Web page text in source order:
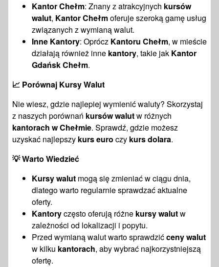
Kantor Chełm: Znany z atrakcyjnych kursów
walut, Kantor Chełmoferuje szeroką gamę usług
związanych z wymianą walut.
Inne Kantory: Oprócz Kantoru Chełm, w mieście
działają również inne kantory, takie jak Kantor
Gdańsk Chełm.
📈 Porównaj Kursy Walut
Nie wiesz, gdzie najlepiej wymienić waluty? Skorzystaj
z naszych porównań kursów walutw różnych
kantorach w Chełmie. Sprawdź, gdzie możesz
uzyskać najlepszy kurs euro czy kurs dolara.
💡Warto Wiedzieć
Kursy walut mogą się zmieniać w ciągu dnia,
dlatego warto regularnie sprawdzać aktualne
oferty.
Kantoryczęsto oferują różne kursy walutw
zależności od lokalizacji i popytu.
Przed wymianą walut warto sprawdzićceny walut
w kilku kantorach, aby wybrać najkorzystniejszą
ofertę.